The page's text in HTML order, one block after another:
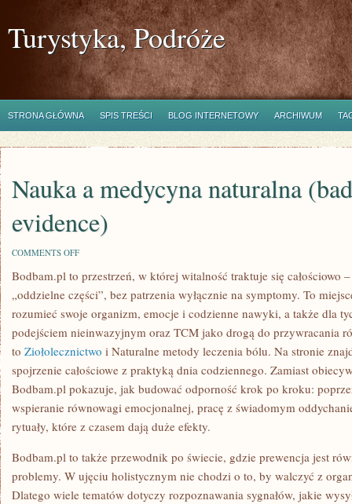
Turystyka, Podróże
STRONA GŁÓWNA SPIS TREŚCI BLOG INTERNETOWY ARCHIWUM
Nauka a medycyna naturalna
evidence)
COMMENTS OFFON
A
NATURALNA
(BADANIA,
PRZEGLĄDY,
EVIDENCE)
Bodbam.pl to przestrzeń, w której witalność traktuje się całościowo
„oddzielne części”, bez patrzenia wyłącznie na symptomy. To
rozumieć swoje organizm, emocje i codzienne nawyki, a także dla
podejściem nieinwazyjnym oraz TCM jako drogą do przywracania
to Ziołolecznictwo i Naturalne metody leczenia bólu. Na stronie
spojrzenie całościowe z praktyką dnia codziennego. Zamiast
Bodbam.pl pokazuje, jak budować odporność krok po kroku:
wspieranie równowagi emocjonalnej, pracę z świadomym
rytuały, które z czasem dają duże efekty.
Bodbam.pl to także przewodnik po świecie, gdzie prewencja jest
problemy. W ujęciu holistycznym nie chodzi o to, by walczyć z
Dlatego wiele tematów dotyczy rozpoznawania sygnałów, jakie